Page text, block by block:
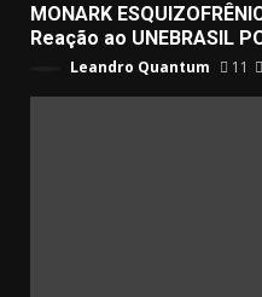
MONARK
Reação ao UNEBRASIL
Leandro Quantum 11